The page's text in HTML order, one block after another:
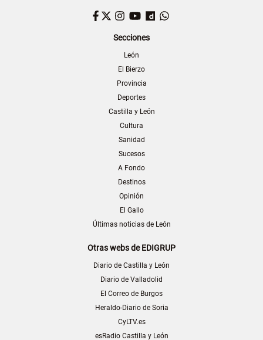
Facebook
TwitterInstagram
YouTubeDailymotion
Secciones
León
El Bierzo
Provincia
Deportes
Castilla y León
Cultura
Sanidad
Sucesos
A Fondo
Destinos
Opinión
El Gallo
Últimas noticias de León
Otras webs de EDIGRUP
Diario de Castilla y León
Diario de Valladolid
El Correo de Burgos
Heraldo-Diario de Soria
CyLTV.es
esRadio Castilla y León